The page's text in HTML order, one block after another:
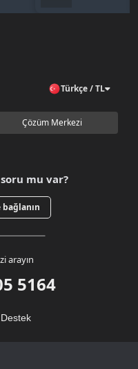
Türkçe / TL
Çözüm Merkezi
mu var?
arayın
5164